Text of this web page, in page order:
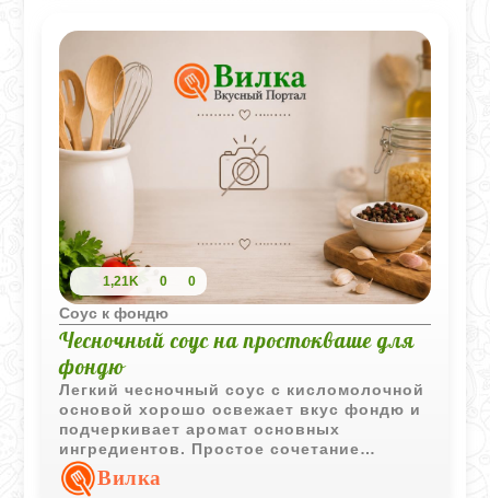
1,21K 0 0
Соус к фондю
Чесночный соус на простокваше для
фондю
Легкий чесночный соус с кисломолочной
основой хорошо освежает вкус фондю и
подчеркивает аромат основных
ингредиентов. Простое сочетание
продуктов позволяет приготовить его
всего за несколько минут.
Вилка